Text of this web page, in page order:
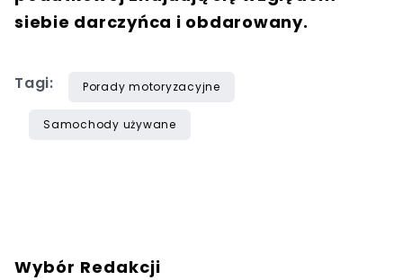
siebie darczyńca i obdarowany.
Tagi: Porady motoryzacyjne
Samochody używane
Wybór Redakcji